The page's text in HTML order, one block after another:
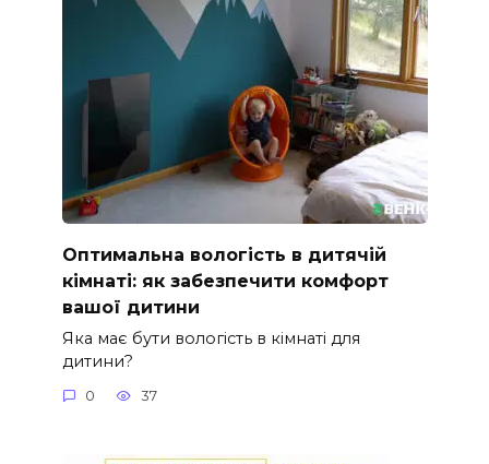
Оптимальна вологість в дитячій
кімнаті: як забезпечити комфорт
вашої дитини
Яка має бути вологість в кімнаті для
дитини?
0 37